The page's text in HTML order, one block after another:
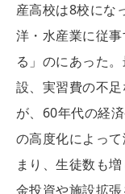
産高校は8校にな
洋・水産業に従
る」のにあった
設、実習費の不
が、60年代の経
の高度化によっ
まり、生徒数も
金投資や施設拡